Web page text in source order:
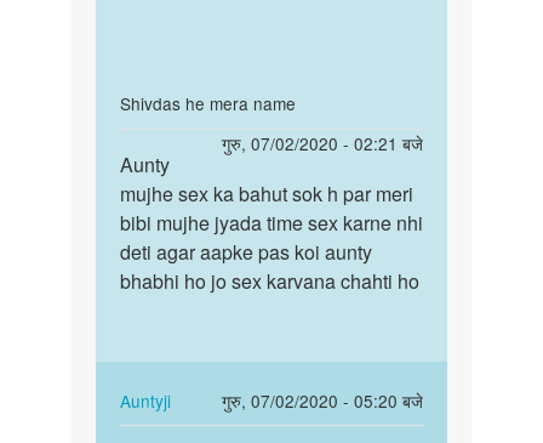
Shivdas he mera name
गुरु, 07/02/2020 - 02:21 बजे
reply
बेटे
वृंदा
योनि
बहुत
Auntyji
Aunty
mujhe
sex
ka
bahut
Aunty
mujhe sex ka bahut sok h par meri
bibi mujhe jyada time sex karne nhi
deti agar aapke pas koi aunty
bhabhi ho jo sex karvana chahti ho
Auntyji
गुरु, 07/02/2020 - 05:20 बजे
In
reply